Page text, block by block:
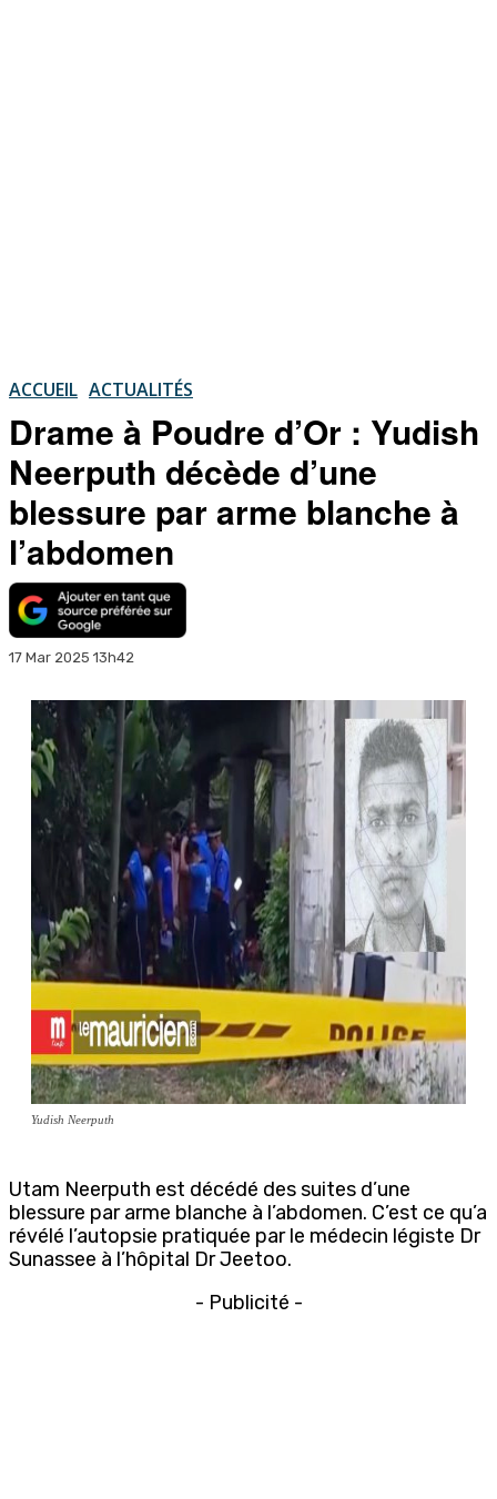
ACCUEIL ACTUALITÉS
Drame à Poudre d’Or : Yudish
Neerputh décède d’une
blessure par arme blanche à
l’abdomen
17 Mar 2025 13h42
Yudish Neerputh
Utam Neerputh est décédé des suites d’une
blessure par arme blanche à l’abdomen. C’est ce qu’a
révélé l’autopsie pratiquée par le médecin légiste Dr
Sunassee à l’hôpital Dr Jeetoo.
- Publicité -